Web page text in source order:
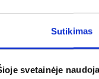
Sutikimas
svetainėje
70 mln.
išskirtinė proga
sūkurį, vykite į
žalios spalvos!).
kibirais liejasi